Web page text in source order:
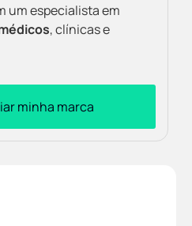
um especialista em
, clínicas e
minha marca